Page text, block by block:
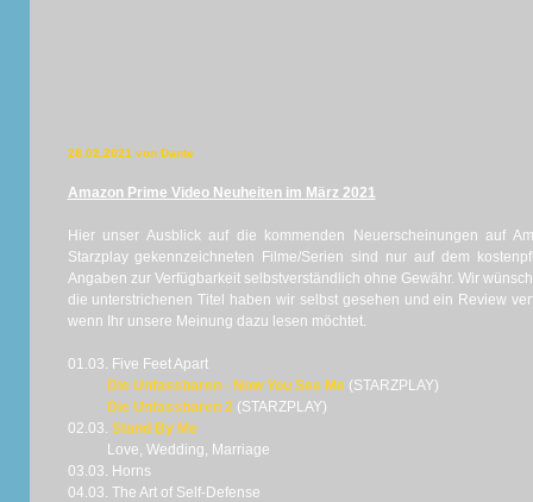
28.02.2021 von Dante
Amazon Prime Video Neuheiten im März 2021
Hier unser Ausblick auf die kommenden Neuerscheinungen auf
Starzplay gekennzeichneten Filme/Serien sind nur auf dem
Angaben zur Verfügbarkeit selbstverständlich ohne Gewähr. Wir
die unterstrichenen Titel haben wir selbst gesehen und ein Review
wenn Ihr unsere Meinung dazu lesen möchtet.
01.03. Five Feet Apart
Die Unfassbaren - Now You See Me(STARZPLAY)
Die Unfassbaren 2(STARZPLAY)
02.03. Stand By Me
Love, Wedding, Marriage
03.03. Horns
04.03. The Art of Self-Defense